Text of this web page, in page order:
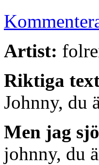
Artist:
Riktiga
Johnny, du
Men jag
johnny, du